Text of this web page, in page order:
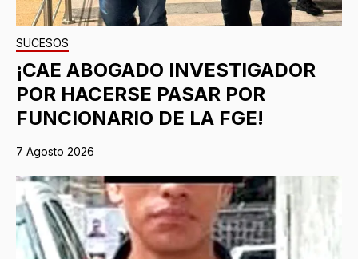
SUCESOS
¡CAE ABOGADO INVESTIGADOR
POR HACERSE PASAR POR
FUNCIONARIO DE LA FGE!
7 Agosto 2026